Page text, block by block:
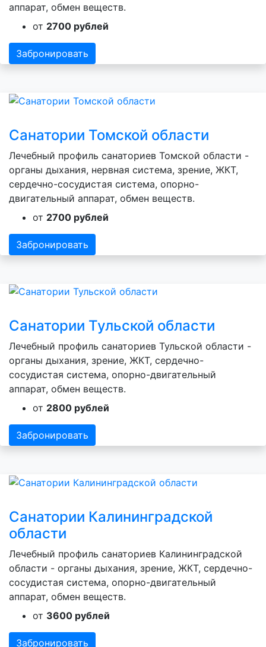
аппарат, обмен веществ.
от 2700 рублей
Забронировать
Санатории Томской области
Лечебный профиль санаториев Томской области -
органы дыхания, нервная система, зрение, ЖКТ,
сердечно-сосудистая система, опорно-
двигательный аппарат, обмен веществ.
от 2700 рублей
Забронировать
Санатории Тульской области
Лечебный профиль санаториев Тульской области -
органы дыхания, зрение, ЖКТ, сердечно-
сосудистая система, опорно-двигательный
аппарат, обмен веществ.
от 2800 рублей
Забронировать
Санатории Калининградской
области
Лечебный профиль санаториев Калининградской
области - органы дыхания, зрение, ЖКТ, сердечно-
сосудистая система, опорно-двигательный
аппарат, обмен веществ.
от 3600 рублей
Забронировать